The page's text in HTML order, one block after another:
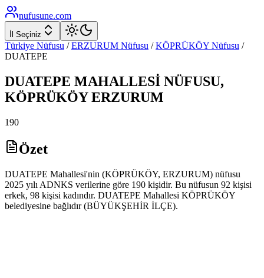
nufusune.com
İl Seçiniz
Türkiye Nüfusu / ERZURUM Nüfusu / KÖPRÜKÖY Nüfusu /
DUATEPE
DUATEPE MAHALLESİ NÜFUSU,
KÖPRÜKÖY ERZURUM
190
Özet
DUATEPE Mahallesi'nin (KÖPRÜKÖY, ERZURUM) nüfusu
2025 yılı ADNKS verilerine göre 190 kişidir. Bu nüfusun 92 kişisi
erkek, 98 kişisi kadındır. DUATEPE Mahallesi KÖPRÜKÖY
belediyesine bağlıdır (BÜYÜKŞEHİR İLÇE).